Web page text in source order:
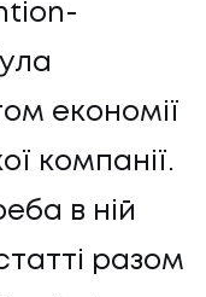
економії
компанії.
в ній
разом